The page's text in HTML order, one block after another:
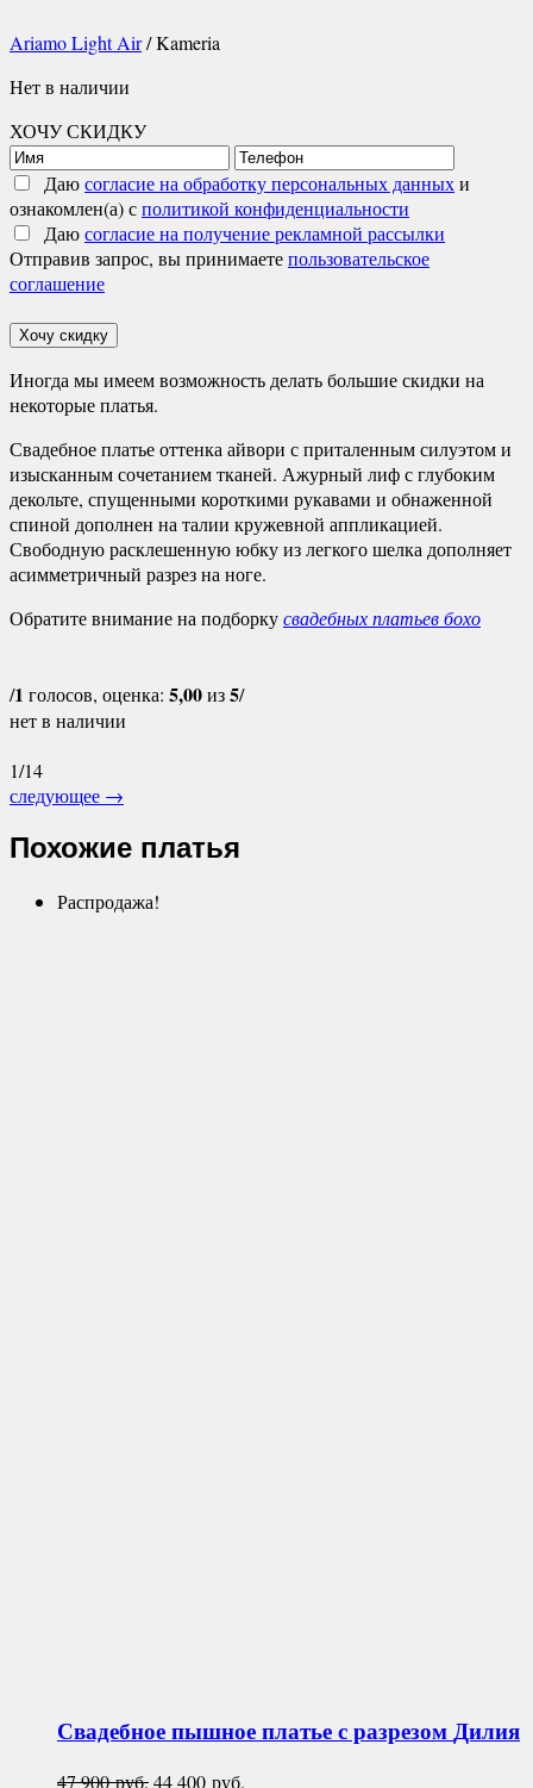
Ariamo Light Air/ Kameria
Нет в наличии
ХОЧУ СКИДКУ
Даюсогласие на обработку персональных данныхи
ознакомлен(а) сполитикой конфиденциальности
Даюсогласие на получение рекламной рассылки
Отправив запрос, вы принимаетепользовательское
соглашение
Хочу скидку
Иногда мы имеем возможность делать большие скидки на
некоторые платья.
Свадебное платье оттенка айвори с приталенным силуэтом и
изысканным сочетанием тканей. Ажурный лиф с глубоким
декольте, спущенными короткими рукавами и обнаженной
спиной дополнен на талии кружевной аппликацией.
Свободную расклешенную юбку из легкого шелка дополняет
асимметричный разрез на ноге.
Обратите внимание на подборкусвадебных платьев бохо
/1 голосов, оценка: 5,00из5/
нет в наличии
1/14
следующее →
Похожие платья
Распродажа!
Свадебное пышное платье с разрезомДилия
47 900руб.Первоначальная
44 400 руб.